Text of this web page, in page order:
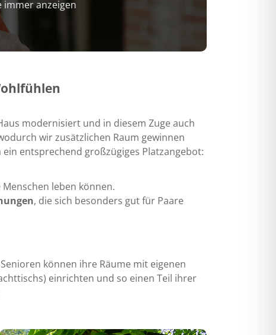
immer anzeigen
modernisiert und in diesem Zuge auch
wir zusätzlichen Raum gewinnen
entsprechend großzügiges Platzangebot:
leben können.
, die sich besonders gut für Paare
können ihre Räume mit eigenen
einrichten und so einen Teil ihrer